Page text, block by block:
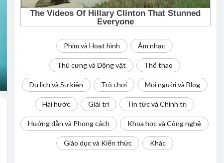
Phim và Hoạt hình Âm nhạc
Thú cưng và Động vật Thể thao
Du lịch và Sự kiện Trò chơi Mọi người và Blog
Hài hước Giải trí Tin tức và Chính trị
Hướng dẫn và Phong cách Khoa học và Công nghệ
Giáo dục và Kiến thức Khác